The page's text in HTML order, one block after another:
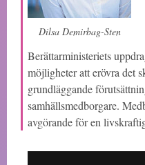
Dilsa Demirbag-Sten
Berättarministeriets
möjligheter att erövra det
grundläggande
samhällsmedborgare.
avgörande för en